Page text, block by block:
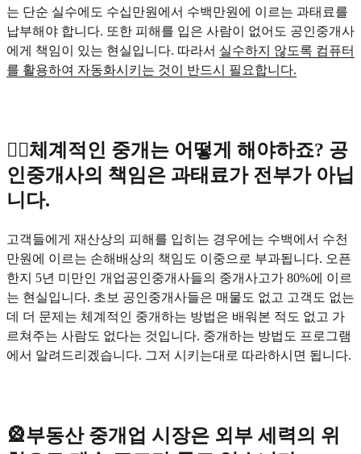
는 단순 실수에도 수십만원에서 수백만원에 이르는 과태료를
납부해야 합니다. 또한 피해를 입은 사람이 없어도 공인중개사
에게 책임이 있는 현실입니다. 따라서 실수하지 않도록 컴퓨터
를 활용하여 자동화시키는 것이 반드시 필요합니다.
👩‍⚖️체계적인 중개는 어떻게 해야하죠? 공
인중개사의 책임은 과태료가 전부가 아닙
니다.
고객들에게 재산상의 피해를 입히는 경우에는 수백에서 수천
만원에 이르는 손해배상의 책임도 이중으로 부과됩니다. 오픈
한지 5년 미만인 개업공인중개사들의 중개사고가 80%에 이르
는 현실입니다. 초보 공인중개사들은 매물도 없고 고객도 없는
데 더 문제는 체계적인 중개하는 방법은 배워본 적도 없고 가
르쳐주는 사람도 없다는 것입니다. 중개하는 방법도 프로그램
에서 알려드리겠습니다. 그저 시키는대로 따라하시면 됩니다.
🎡부동산 중개업 시장은 외부 세력의 위